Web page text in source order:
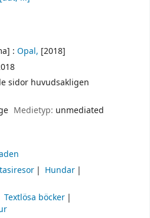
: Opal, [2018]
sidor huvudsakligen
Medietyp: unmediated
Hundar
Textlösa böcker